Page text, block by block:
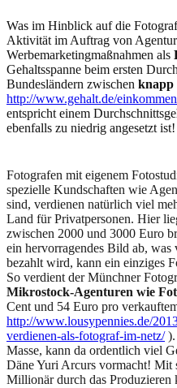
Was im Hinblick auf die
Aktivität im Auftrag von
Werbemarketingmaßnahmen als
Gehaltsspanne beim ersten
Bundesländern zwischen knapp
http://www.gehalt.de/
entspricht einem
ebenfalls zu niedrig angesetzt ist!
Fotografen mit eigenem
spezielle Kundschaften wie
sind, verdienen natürlich viel
Land für Privatpersonen. Hier
zwischen 2000 und 3000 Euro
ein hervorragendes Bild ab, was
bezahlt wird, kann ein einziges
So verdient der Münchner
Mikrostock-Agenturen wie
Cent und 54 Euro pro
http://www.lousypennies.de/
verdienen-als-fotograf-im-netz/).
Masse, kann da ordentlich viel
Däne Yuri Arcurs vormacht! Mit
Millionär durch das Produzieren